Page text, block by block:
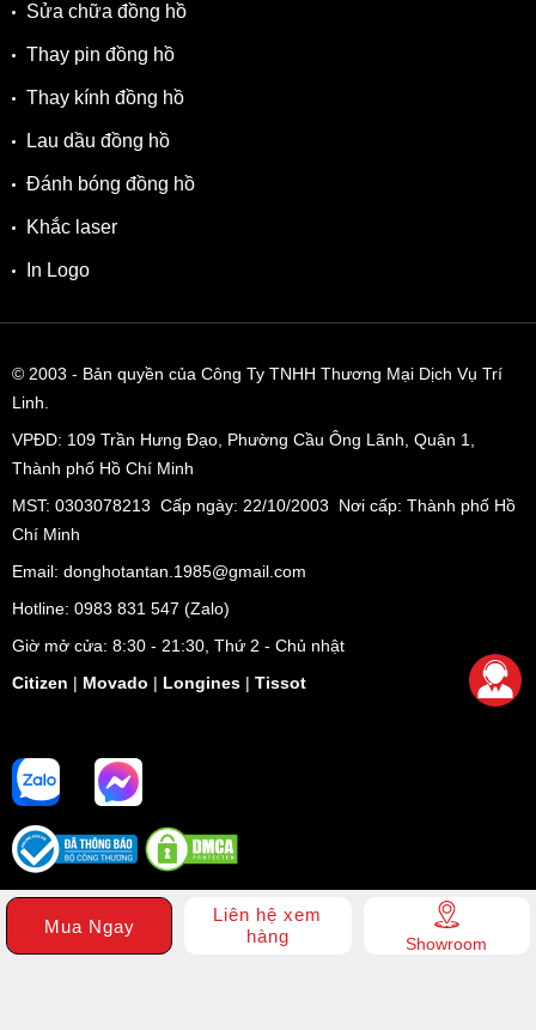
Mua Ngay
Liên hệ xem
hàng
Showroom
Sửa chữa đồng hồ
Thay pin đồng hồ
Thay kính đồng hồ
Lau dầu đồng hồ
Đánh bóng đồng hồ
Khắc laser
In Logo
© 2003 - Bản quyền của Công Ty TNHH Thương Mại Dịch Vụ Trí
Linh.
VPĐD: 109 Trần Hưng Đạo, Phường Cầu Ông Lãnh, Quận 1,
Thành phố Hồ Chí Minh
MST: 0303078213 Cấp ngày: 22/10/2003 Nơi cấp: Thành phố Hồ
Chí Minh
Email: donghotantan.1985@gmail.com
Hotline: 0983 831 547 (Zalo)
Giờ mở cửa: 8:30 - 21:30, Thứ 2 - Chủ nhật
Citizen | Movado | Longines | Tissot